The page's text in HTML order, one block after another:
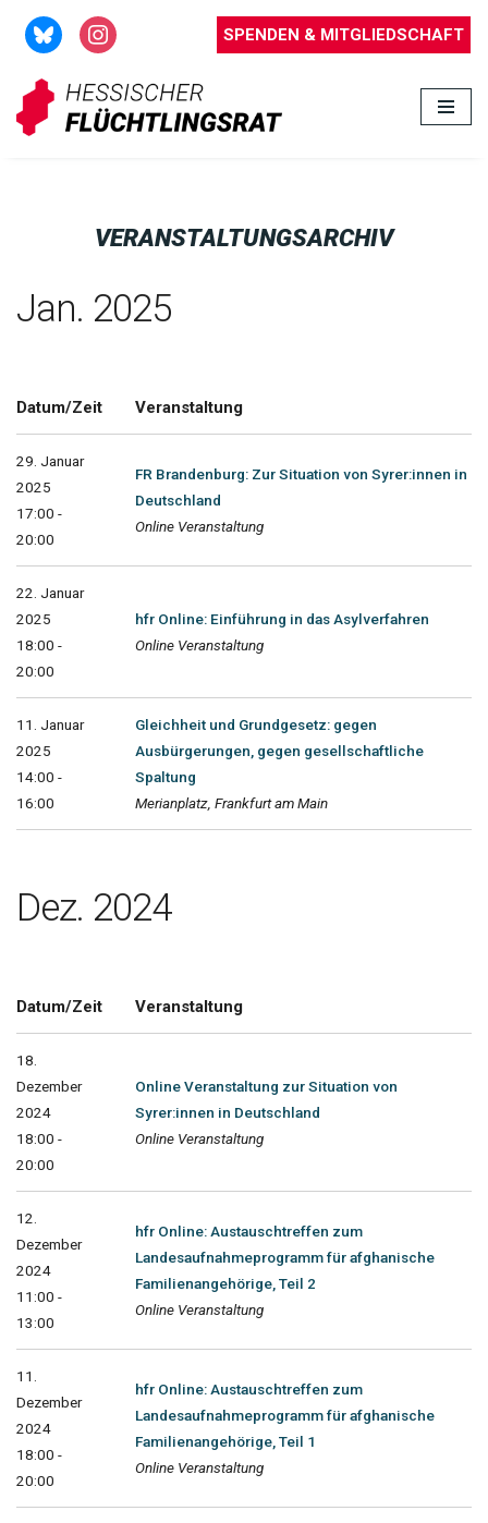
Zum
Inhalt
springen
SPENDEN & MITGLIEDSCHAFT
VERANSTALTUNGSARCHIV
Jan. 2025
Datum/Zeit Veranstaltung
29. Januar
2025
17:00 -
20:00
FR Brandenburg: Zur Situation von Syrer:innen in
Deutschland
Online Veranstaltung
22. Januar
2025
18:00 -
20:00
hfr Online: Einführung in das Asylverfahren
Online Veranstaltung
11. Januar
2025
14:00 -
16:00
Gleichheit und Grundgesetz: gegen
Ausbürgerungen, gegen gesellschaftliche
Spaltung
Merianplatz, Frankfurt am Main
Dez. 2024
Datum/Zeit Veranstaltung
18.
Dezember
2024
18:00 -
20:00
Online Veranstaltung zur Situation von
Syrer:innen in Deutschland
Online Veranstaltung
12.
Dezember
2024
11:00 -
13:00
hfr Online: Austauschtreffen zum
Landesaufnahmeprogramm für afghanische
Familienangehörige, Teil 2
Online Veranstaltung
11.
Dezember
2024
18:00 -
20:00
hfr Online: Austauschtreffen zum
Landesaufnahmeprogramm für afghanische
Familienangehörige, Teil 1
Online Veranstaltung